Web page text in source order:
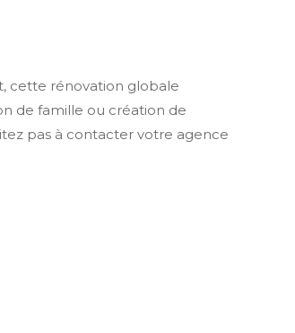
cette rénovation globale
de famille ou création de
pas à contacter votre agence